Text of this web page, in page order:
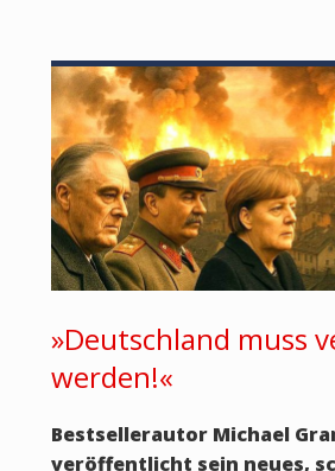
»Deutschland muss
werden!«
Bestsellerautor Michael
veröffentlicht sein neues,